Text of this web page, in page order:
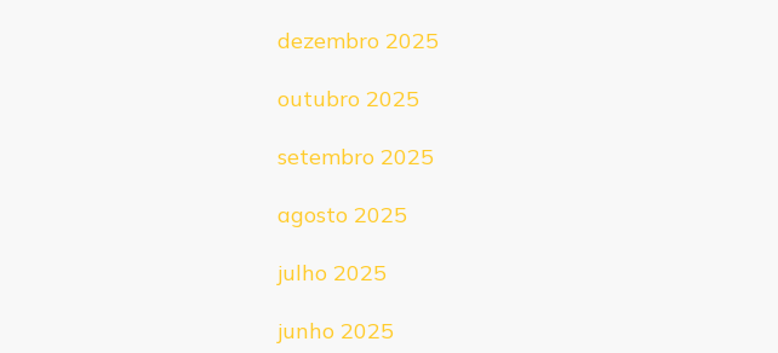
dezembro 2025
outubro 2025
setembro 2025
agosto 2025
julho 2025
junho 2025